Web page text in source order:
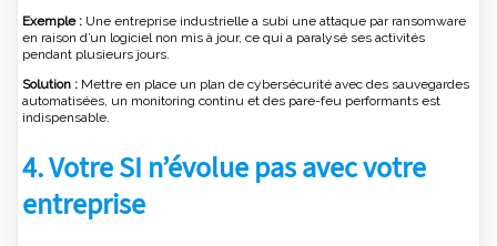
Exemple : Une entreprise industrielle a subi une attaque par ransomware
en raison d’un logiciel non mis à jour, ce qui a paralysé ses activités
pendant plusieurs jours.
Solution : Mettre en place un plan de cybersécurité avec des sauvegardes
automatisées, un monitoring continu et des pare-feu performants est
indispensable.
4.Votre SI n’évolue pas avec votre
entreprise